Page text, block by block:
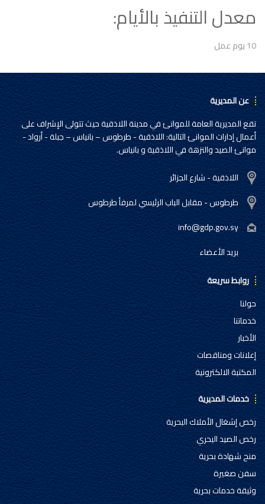
معدل التنفيذ بالأيام:
10 يوم عمل
عن المديرية
تقع المديرية العامة للموانئ في مدينة اللاذقية حيث تتولى الإشراف على
أعمال إدارات الموانئ التالية: اللاذقية - طرطوس – بانياس – جبلة - أرواد -
موانئ الصيد والنزهة في اللاذقية و بانياس.
اللاذقية - شارع الجزائر
طرطوس - مقابل الباب الرئيسي لمرفأ طرطوس
info@gdp.gov.sy
بريد الأعضاء
روابط سريعة
حولنا
خدماتنا
الأخبار
إعلانات ومناقصات
المكتبة الالكترونية
خدمات المديرية
رخص إشغال الأملاك البحرية
رخص الصيد البحري
منح شهادة بحرية
سفن صغيرة
وثيقة خدمات بحرية